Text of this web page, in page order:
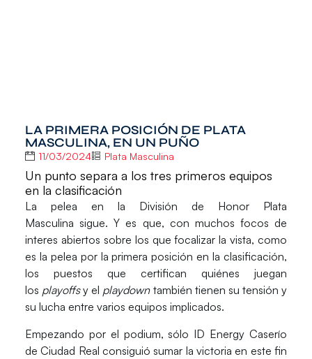
LA PRIMERA POSICIÓN DE PLATA
MASCULINA, EN UN PUÑO
11/03/2024 Plata Masculina
Un punto separa a los tres primeros equipos
en la clasificación
La pelea en la División de Honor Plata
Masculina sigue. Y es que, con muchos focos de
interes abiertos sobre los que focalizar la vista, como
es la pelea por la primera posición en la clasificación,
los puestos que certifican quiénes juegan
los playoffsy el playdowntambién tienen su tensión y
su lucha entre varios equipos implicados.
Empezando por el podium, sólo ID Energy Caserío
de Ciudad Real consiguió sumar la victoria en este fin